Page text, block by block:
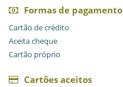
Formas de pagamento
Cartão de crédito
Aceita cheque
Cartão próprio
Cartões aceitos